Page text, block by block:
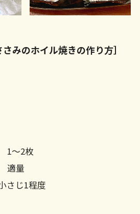
さみのホイル焼きの作り方］
1〜2枚
適量
さじ1程度